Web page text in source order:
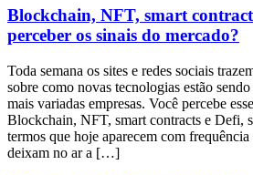
Blockchain, NFT, smart
perceber os sinais do mercado?
Toda semana os sites e redes sociais
sobre como novas tecnologias estão
mais variadas empresas. Você percebe
Blockchain, NFT, smart contracts e Defi,
termos que hoje aparecem com
deixam no ar a […]